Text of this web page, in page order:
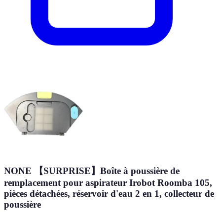
NONE 【SURPRISE】Boîte à poussière de
remplacement pour aspirateur Irobot Roomba 105,
pièces détachées, réservoir d'eau 2 en 1, collecteur de
poussière